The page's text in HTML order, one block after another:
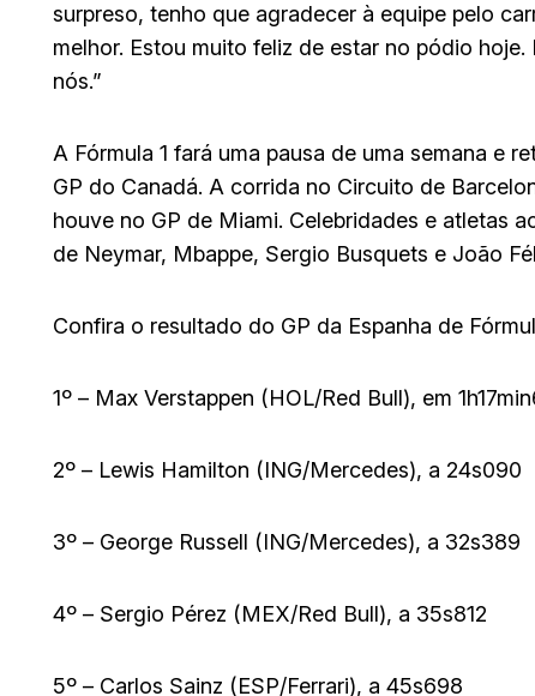
surpreso, tenho que agradecer à equipe pelo
melhor. Estou muito feliz de estar no pódio
nós.”
A Fórmula 1 fará uma pausa de uma semana e
GP do Canadá. A corrida no Circuito de
houve no GP de Miami. Celebridades e atletas
de Neymar, Mbappe, Sergio Busquets e João
Confira o resultado do GP da Espanha de
1º – Max Verstappen (HOL/Red Bull), em
2º – Lewis Hamilton (ING/Mercedes), a 24s090
3º – George Russell (ING/Mercedes), a 32s389
4º – Sergio Pérez (MEX/Red Bull), a 35s812
5º – Carlos Sainz (ESP/Ferrari), a 45s698